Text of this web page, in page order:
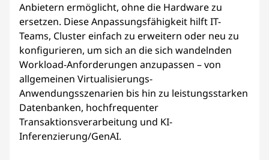
Anbietern ermöglicht, ohne die Hardware zu
ersetzen. Diese Anpassungsfähigkeit hilft IT-
Teams, Cluster einfach zu erweitern oder neu zu
konfigurieren, um sich an die sich wandelnden
Workload-Anforderungen anzupassen – von
allgemeinen Virtualisierungs-
Anwendungsszenarien bis hin zu leistungsstarken
Datenbanken, hochfrequenter
Transaktionsverarbeitung und KI-
Inferenzierung/GenAI.